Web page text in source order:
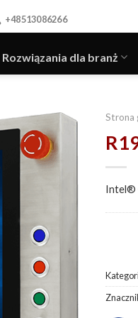
+48513086266
Rozwiązania dla branż
Strona
Intel®